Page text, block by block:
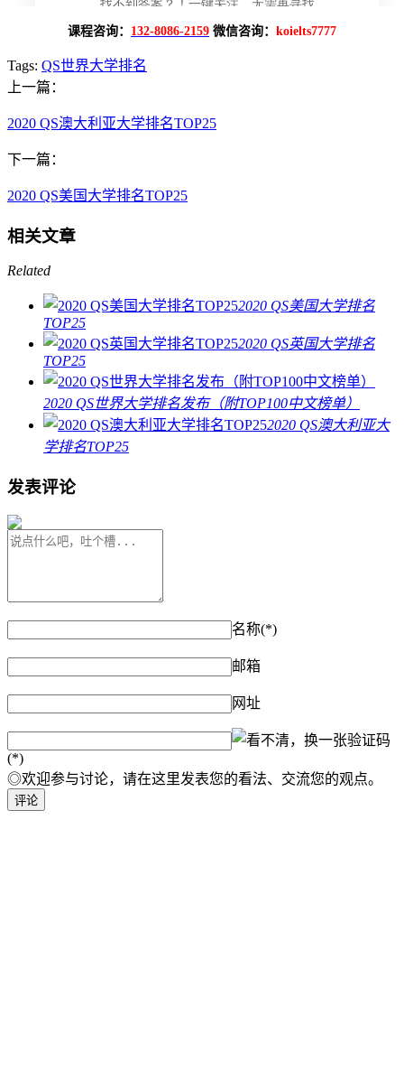
课程咨询： 132-8086-2159 微信咨询： koielts7777
Tags: QS世界大学排名
上一篇：
2020 QS澳大利亚大学排名TOP25
下一篇：
2020 QS美国大学排名TOP25
相关文章
Related
2020 QS美国大学排名
TOP25
2020 QS英国大学排名
TOP25
2020 QS世界大学排名发布（附TOP100中文榜单）
2020 QS澳大利亚大
学排名TOP25
发表评论
名称(*)
邮箱
网址
验证码
(*)
◎欢迎参与讨论，请在这里发表您的看法、交流您的观点。